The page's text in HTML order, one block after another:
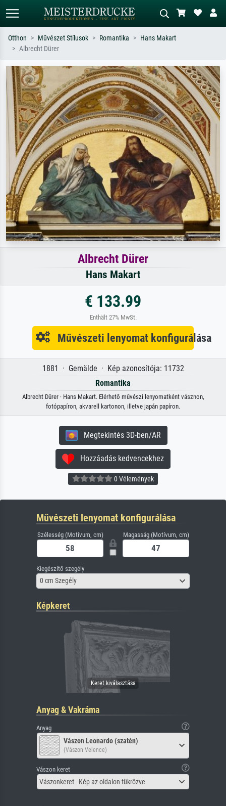
Keressen művész, műcím vagy stílus
szerint – pl. Monet, Csillagos éj,
impresszionizmus, Hokusai-hullám,
akt.
Írja le a jelenetet – pl. zöld rét, sok
piros absztrakt, sötét olajkép, álló akt
egy fa mellett.
Otthon Művészet Stílusok Romantika
Hans Makart
Albrecht Dürer
Albrecht Dürer
Hans Makart
€ 133.99
Enthält 27% MwSt.
Művészeti lenyomat konfigurálása
1881 · Gemälde · Kép azonosítója: 11732
Romantika
Albrecht Dürer · Hans Makart. Elérhető művészi lenyomatként vásznon,
fotópapíron, akvarell kartonon, illetve japán papíron.
Megtekintés 3D-ben/AR
Hozzáadás kedvencekhez
0 Vélemények
Művészeti lenyomat konfigurálása
Szélesség (Motívum, cm) Magasság (Motívum, cm)
Kiegészítő szegély
0 cm Szegély
Képkeret
Anyag & Vakráma
Anyag
Vászon Leonardo (szatén)
(Vászon Velence)
Vászon keret
Vászonkeret - Kép az oldalon tükrözve